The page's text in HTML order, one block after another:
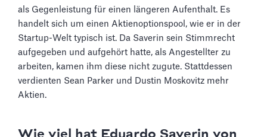
als Gegenleistung für einen längeren Aufenthalt. Es
handelt sich um einen Aktienoptionspool, wie er in der
Startup-Welt typisch ist. Da Saverin sein Stimmrecht
aufgegeben und aufgehört hatte, als Angestellter zu
arbeiten, kamen ihm diese nicht zugute. Stattdessen
verdienten Sean Parker und Dustin Moskovitz mehr
Aktien.